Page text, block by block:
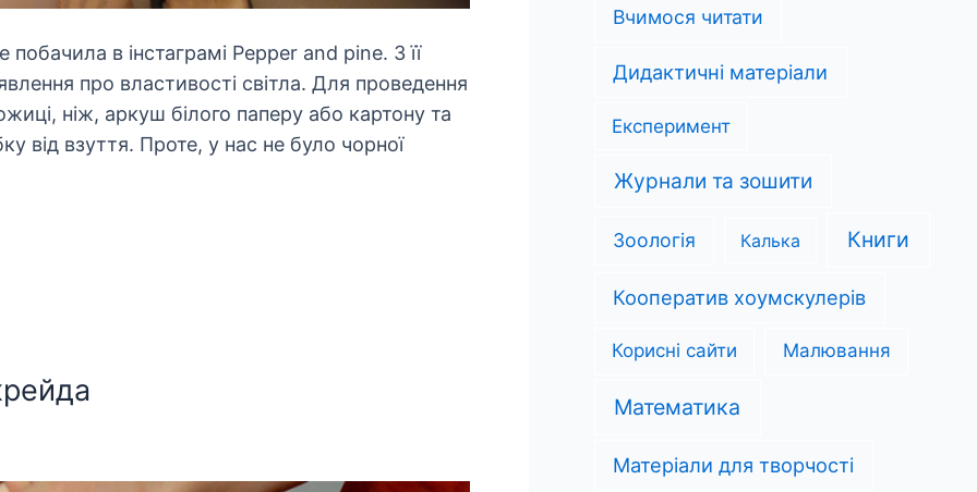
в інстаграмі Pepper and pine. З її
про властивості світла. Для проведення
ніж, аркуш білого паперу або картону та
від взуття. Проте, у нас не було чорної
Вчимося читати
Дидактичні матеріали
Експеримент
Журнали та зошити
Зоологія Калька Книги
Кооператив хоумскулерів
Корисні сайти Малювання
Математика
Матеріали для творчості